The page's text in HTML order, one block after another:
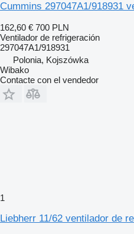
Cummins 297047A1/918931
162,60 € 700 PLN
Ventilador de refrigeración
297047A1/918931
Polonia, Kojszówka
Wibako
Contacte con el vendedor
1
Liebherr 11/62 ventilador de